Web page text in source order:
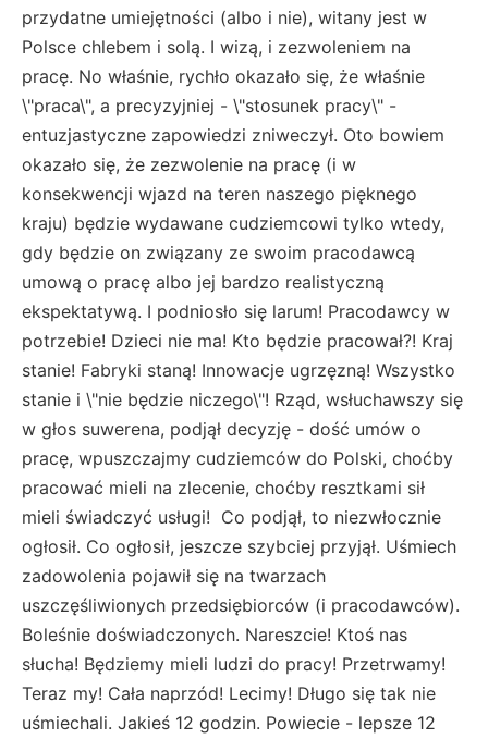
przydatne umiejętności (albo i nie), witany jest w
Polsce chlebem i solą. I wizą, i zezwoleniem na
pracę. No właśnie, rychło okazało się, że właśnie
\"praca\", a precyzyjniej - \"stosunek pracy\" -
entuzjastyczne zapowiedzi zniweczył. Oto bowiem
okazało się, że zezwolenie na pracę (i w
konsekwencji wjazd na teren naszego pięknego
kraju) będzie wydawane cudziemcowi tylko wtedy,
gdy będzie on związany ze swoim pracodawcą
umową o pracę albo jej bardzo realistyczną
ekspektatywą. I podniosło się larum! Pracodawcy w
potrzebie! Dzieci nie ma! Kto będzie pracował?! Kraj
stanie! Fabryki staną! Innowacje ugrzęzną! Wszystko
stanie i \"nie będzie niczego\"! Rząd, wsłuchawszy się
w głos suwerena, podjął decyzję - dość umów o
pracę, wpuszczajmy cudziemców do Polski, choćby
pracować mieli na zlecenie, choćby resztkami sił
mieli świadczyć usługi! Co podjął, to niezwłocznie
ogłosił. Co ogłosił, jeszcze szybciej przyjął. Uśmiech
zadowolenia pojawił się na twarzach
uszczęśliwionych przedsiębiorców (i pracodawców).
Boleśnie doświadczonych. Nareszcie! Ktoś nas
słucha! Będziemy mieli ludzi do pracy! Przetrwamy!
Teraz my! Cała naprzód! Lecimy! Długo się tak nie
uśmiechali. Jakieś 12 godzin. Powiecie - lepsze 12